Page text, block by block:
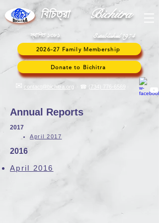
বিচিত্রা Bichitra
স্থাপিত ১৩৮১ Established 1974
2026-27 Family Membership
Donate to Bichitra
✉︎ contact@bichitra.org ∙ ☎ (734) 776 -6569 ∙
Annual Reports
2017
April 2017
2016
April 2016